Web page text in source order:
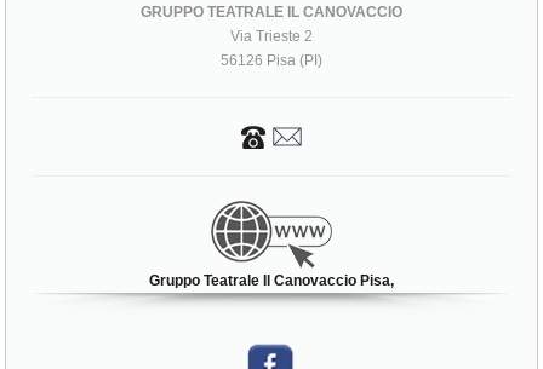
GRUPPO TEATRALE IL CANOVACCIO
Via Trieste 2
56126 Pisa (PI)
Gruppo Teatrale Il Canovaccio Pisa,